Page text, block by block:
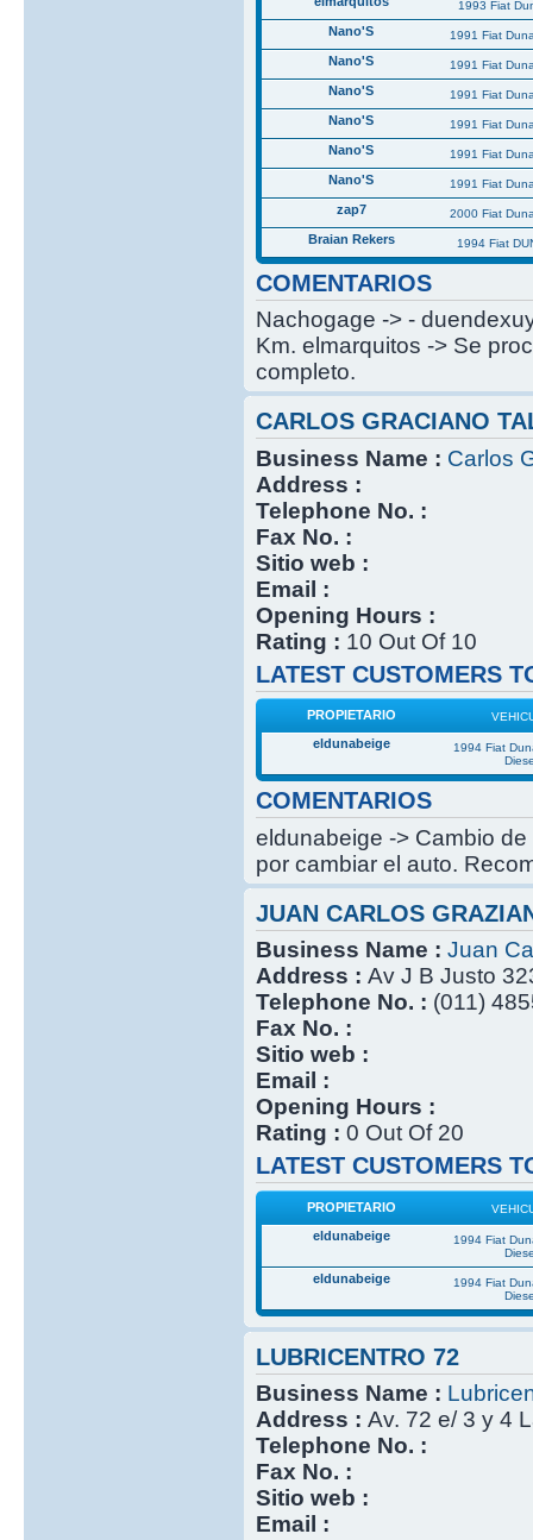
1993 Fiat
Nano'S 1991 Fiat
Nano'S 1991 Fiat
Nano'S 1991 Fiat
Nano'S 1991 Fiat
Nano'S 1991 Fiat
Nano'S 1991 Fiat
zap7 2000 Fiat
Braian Rekers 1994 Fiat
COMENTARIOS
Nachogage -> -
Km. elmarquitos -> Se
completo.
CARLOS GRACIANO
Business Name : Carlos
Address :
Telephone No. :
Fax No. :
Sitio web :
Email :
Opening Hours :
Rating : 10 Out Of 10
LATEST CUSTOMERS
PROPIETARIO
eldunabeige
1994 Fiat
COMENTARIOS
eldunabeige -> Cambio
por cambiar el auto.
JUAN CARLOS
Business Name : Juan
Address : Av J B Justo
Telephone No. : (011)
Fax No. :
Sitio web :
Email :
Opening Hours :
Rating : 0 Out Of 20
LATEST CUSTOMERS
PROPIETARIO
eldunabeige
1994 Fiat
eldunabeige
1994 Fiat
LUBRICENTRO 72
Business Name :
Address : Av. 72 e/ 3 y 4
Telephone No. :
Fax No. :
Sitio web :
Email :